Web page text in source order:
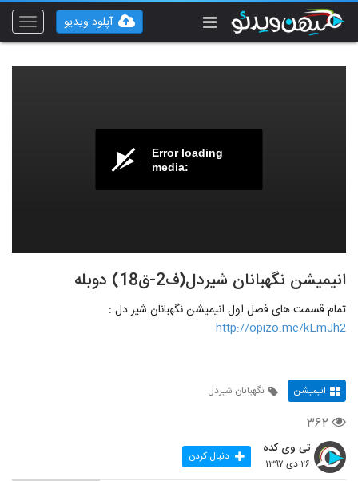
Toggle
آپلود ویدیو
Error loading
media:
انیمیشن نگهبانان شیردل(ف2-ق18) دوبله
تمام قسمت های فصل اول انیمیشن نگهبانان شیر دل :
http://opizo.me/kLmJh2
انیمیشن نگهبانان شیردل
۳۶۲
تی وی کده
۲۶ دی ۱۳۹۷ دنبال کردن